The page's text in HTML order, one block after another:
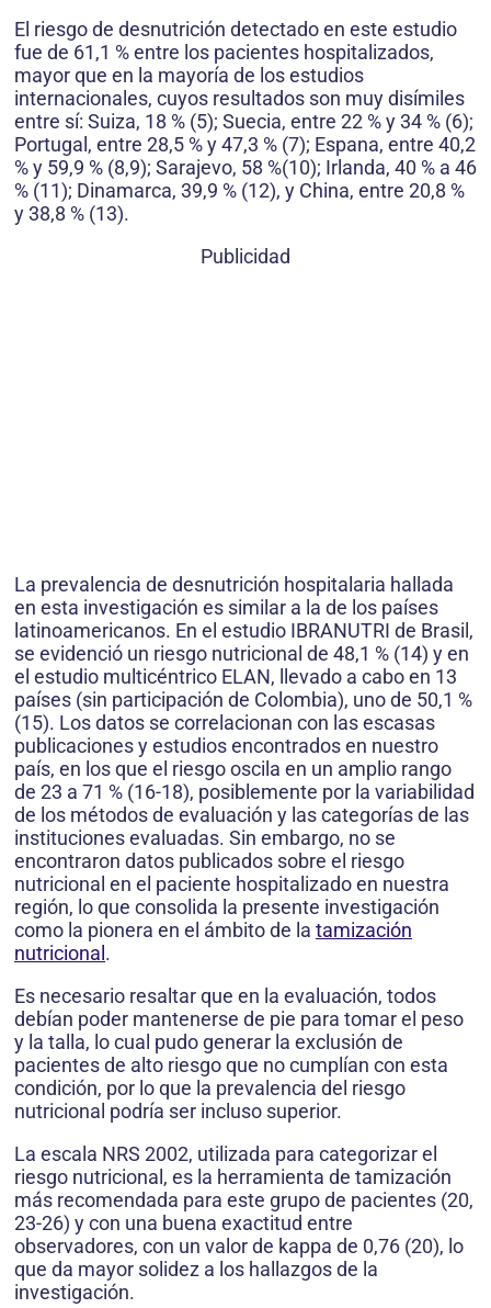
El riesgo de desnutrición detectado en este estudio
fue de 61,1 % entre los pacientes hospitalizados,
mayor que en la mayoría de los estudios
internacionales, cuyos resultados son muy disímiles
entre sí: Suiza, 18 % (5); Suecia, entre 22 % y 34 % (6);
Portugal, entre 28,5 % y 47,3 % (7); Espana, entre 40,2
% y 59,9 % (8,9); Sarajevo, 58 %(10); Irlanda, 40 % a 46
% (11); Dinamarca, 39,9 % (12), y China, entre 20,8 %
y 38,8 % (13).
Publicidad
La prevalencia de desnutrición hospitalaria hallada
en esta investigación es similar a la de los países
latinoamericanos. En el estudio IBRANUTRI de Brasil,
se evidenció un riesgo nutricional de 48,1 % (14) y en
el estudio multicéntrico ELAN, llevado a cabo en 13
países (sin participación de Colombia), uno de 50,1 %
(15). Los datos se correlacionan con las escasas
publicaciones y estudios encontrados en nuestro
país, en los que el riesgo oscila en un amplio rango
de 23 a 71 % (16-18), posiblemente por la variabilidad
de los métodos de evaluación y las categorías de las
instituciones evaluadas. Sin embargo, no se
encontraron datos publicados sobre el riesgo
nutricional en el paciente hospitalizado en nuestra
región, lo que consolida la presente investigación
como la pionera en el ámbito de la tamización
nutricional .
Es necesario resaltar que en la evaluación, todos
debían poder mantenerse de pie para tomar el peso
y la talla, lo cual pudo generar la exclusión de
pacientes de alto riesgo que no cumplían con esta
condición, por lo que la prevalencia del riesgo
nutricional podría ser incluso superior.
La escala NRS 2002, utilizada para categorizar el
riesgo nutricional, es la herramienta de tamización
más recomendada para este grupo de pacientes (20,
23-26) y con una buena exactitud entre
observadores, con un valor de kappa de 0,76 (20), lo
que da mayor solidez a los hallazgos de la
investigación.